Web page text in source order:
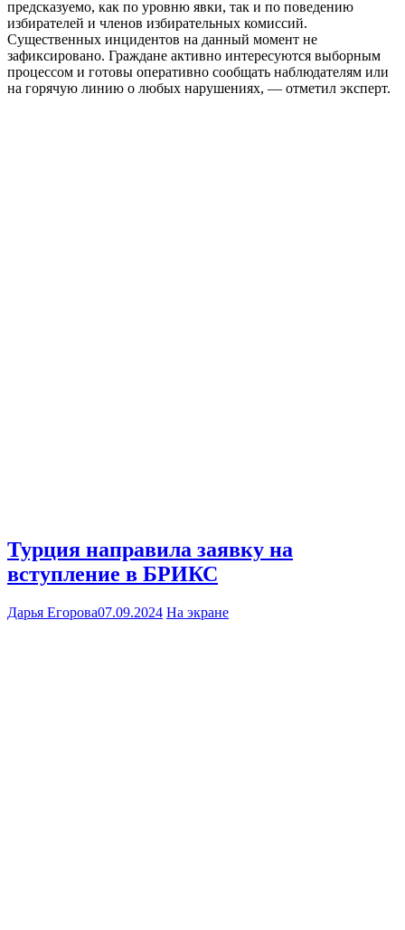
предсказуемо, как по уровню явки, так и по поведению
избирателей и членов избирательных комиссий.
Существенных инцидентов на данный момент не
зафиксировано. Граждане активно интересуются выборным
процессом и готовы оперативно сообщать наблюдателям или
на горячую линию о любых нарушениях, — отметил эксперт.
Турция направила заявку на
вступление в БРИКС
Дарья Егорова07.09.2024 На экране